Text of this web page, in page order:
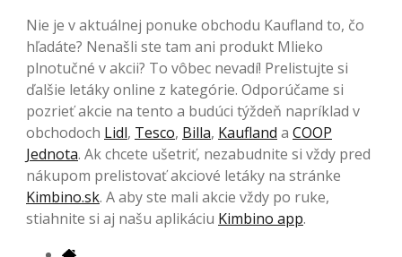
Nie je v aktuálnej ponuke obchodu Kaufland to, čo
hľadáte? Nenašli ste tam ani produkt Mlieko
plnotučné v akcii? To vôbec nevadí! Prelistujte si
ďalšie letáky online z kategórie. Odporúčame si
pozrieť akcie na tento a budúci týždeň napríklad v
obchodoch Lidl, Tesco, Billa, Kaufland a COOP
Jednota. Ak chcete ušetriť, nezabudnite si vždy pred
nákupom prelistovať akciové letáky na stránke
Kimbino.sk. A aby ste mali akcie vždy po ruke,
stiahnite si aj našu aplikáciu Kimbino app.